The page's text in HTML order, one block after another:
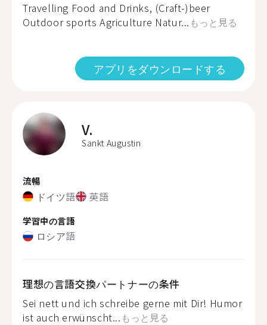
Travelling Food and Drinks, (Craft-)beer
Outdoor sports Agriculture Natur... もっと見る
アプリをダウンロードする
V.
Sankt Augustin
流暢
ドイツ語 英語
学習中の言語
ロシア語
理想の言語交換パートナーの条件
Sei nett und ich schreibe gerne mit Dir! Humor
ist auch erwünscht... もっと見る